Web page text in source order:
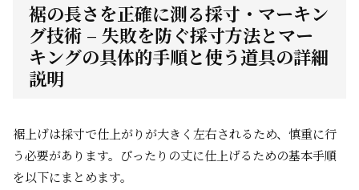
裾の長さを正確に測る採寸・マーキン
グ技術 – 失敗を防ぐ採寸方法とマー
キングの具体的手順と使う道具の詳細
説明
裾上げは採寸で仕上がりが大きく左右されるため、慎重に行
う必要があります。ぴったりの丈に仕上げるための基本手順
を以下にまとめます。